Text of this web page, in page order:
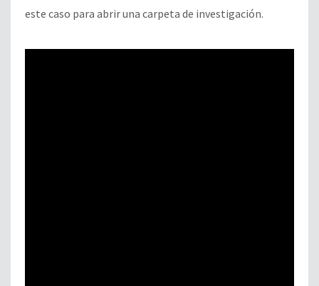
este caso para abrir una carpeta de investigación.